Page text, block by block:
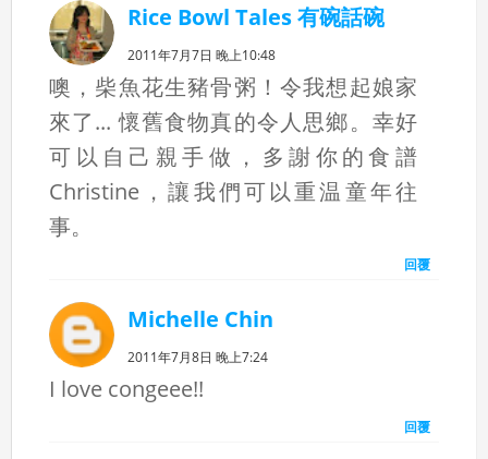
Rice Bowl Tales 有碗話碗
2011年7月7日 晚上10:48
噢，柴魚花生豬骨粥！令我想起娘家
來了... 懷舊食物真的令人思鄉。幸好
可以自己親手做，多謝你的食譜
Christine，讓我們可以重温童年往
事。
回覆
Michelle Chin
2011年7月8日 晚上7:24
I love congeee!!
回覆